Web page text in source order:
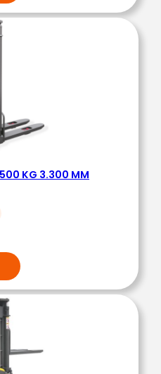
KG 3.300 MM